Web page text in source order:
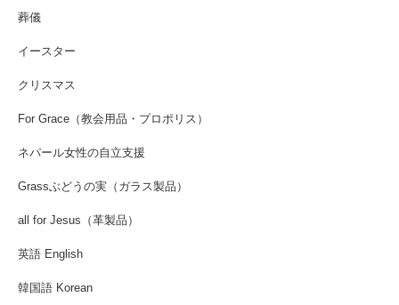
葬儀
イースター
クリスマス
For Grace（教会用品・プロポリス）
ネパール女性の自立支援
Grassぶどうの実（ガラス製品）
all for Jesus（革製品）
英語 English
韓国語 Korean